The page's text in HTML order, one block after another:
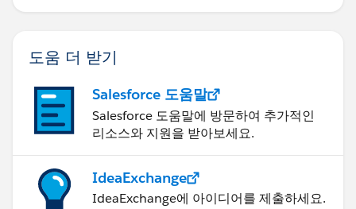
도움 더 받기
Salesforce 도움말
Salesforce 도움말에 방문하여 추가적인
리소스와 지원을 받아보세요.
IdeaExchange
IdeaExchange에 아이디어를 제출하세요.